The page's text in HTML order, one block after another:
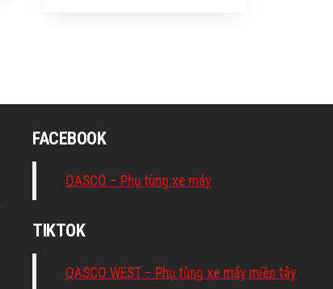
FACEBOOK
QASCO – Phụ tùng xe máy
TIKTOK
QASCO WEST – Phụ tùng xe máy miền tây